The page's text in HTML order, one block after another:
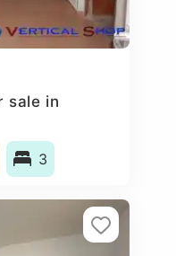
sale in
3